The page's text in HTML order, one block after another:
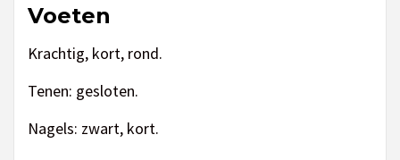
Voeten
Krachtig, kort, rond.
Tenen: gesloten.
Nagels: zwart, kort.